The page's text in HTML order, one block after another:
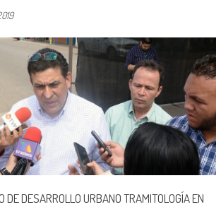
DE DESARROLLO URBANO TRAMITOLOGÍA EN